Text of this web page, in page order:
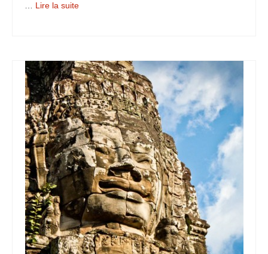
Lire la suite­­